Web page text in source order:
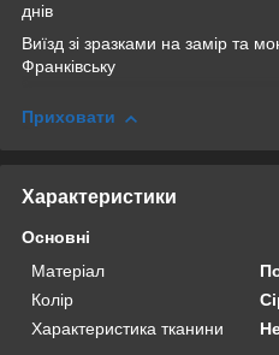
днів
Виїзд зі зразками на замір та
Франківську
Приховати
Характеристики
Основні
Матеріал
Колір
Характеристика тканини